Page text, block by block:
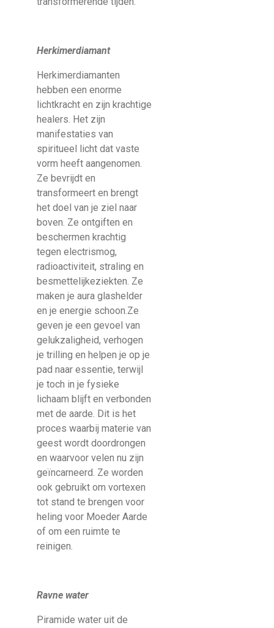
Herkimerdiamant
Herkimerdiamanten
hebben een enorme
lichtkracht en zijn krachtige
healers. Het zijn
manifestaties van
spiritueel licht dat vaste
vorm heeft aangenomen.
Ze bevrijdt en
transformeert en brengt
het doel van je ziel naar
boven. Ze ontgiften en
beschermen krachtig
tegen electrismog,
radioactiviteit, straling en
besmettelijkeziekten. Ze
maken je aura glashelder
en je energie schoon.Ze
geven je een gevoel van
gelukzaligheid, verhogen
je trilling en helpen je op je
pad naar essentie, terwijl
je toch in je fysieke
lichaam blijft en verbonden
met de aarde. Dit is het
proces waarbij materie van
geest wordt doordrongen
en waarvoor velen nu zijn
geïncarneerd. Ze worden
ook gebruikt om vortexen
tot stand te brengen voor
heling voor Moeder Aarde
of om een ruimte te
reinigen.
Ravne water
Piramide water uit de